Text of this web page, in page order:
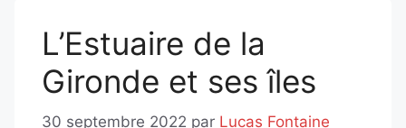
L’Estuaire de la
Gironde et ses îles
30 septembre 2022 par Lucas Fontaine